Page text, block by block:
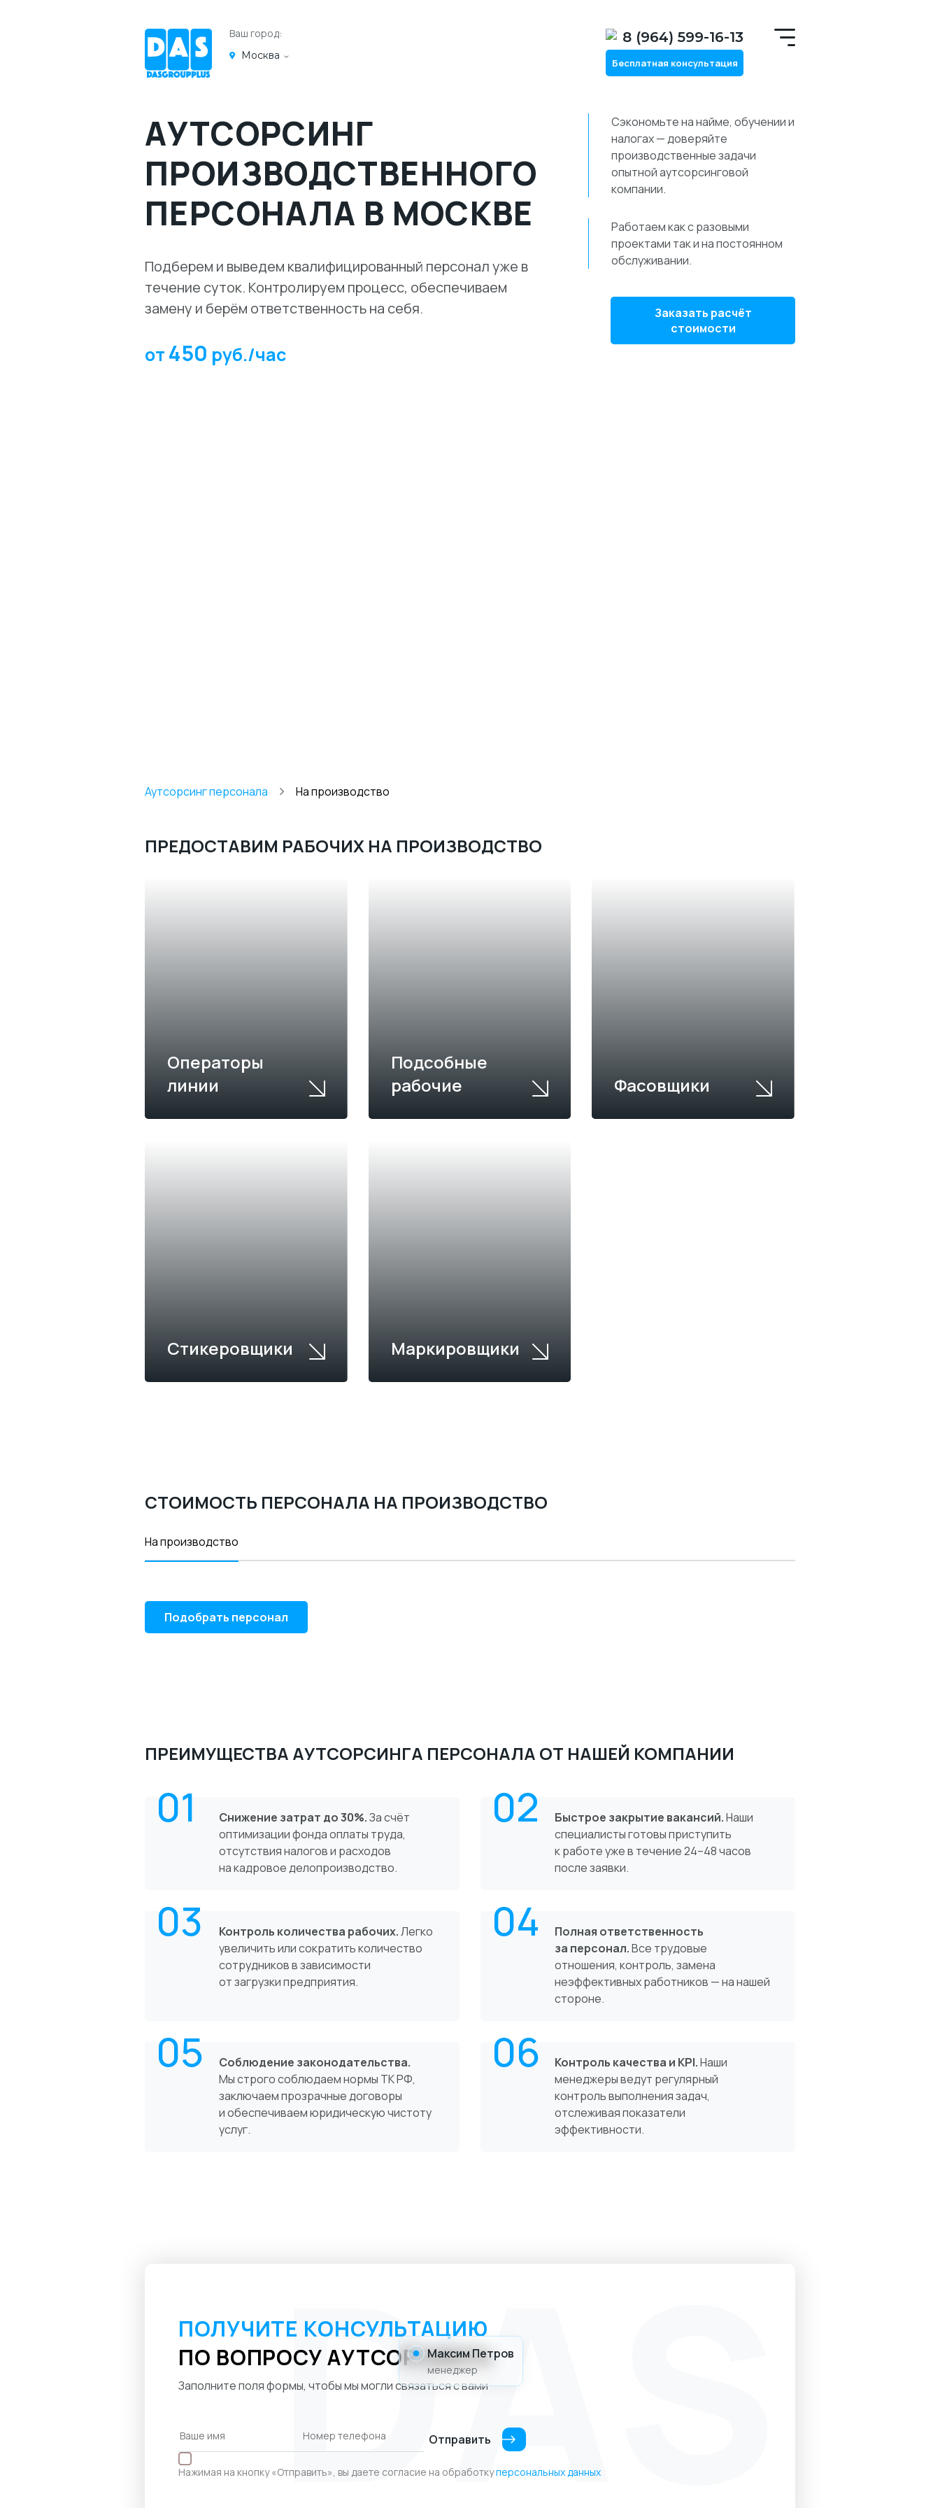
Ваш город:
Москва
8 (964) 599-16-13
Бесплатная консультация
АУТСОРСИНГ
ПРОИЗВОДСТВЕННОГО
ПЕРСОНАЛА В МОСКВЕ
Подберем и выведем квалифицированный персонал уже в
течение суток. Контролируем процесс, обеспечиваем
замену и берём ответственность на себя.
от 450 руб./час
Сэкономьте на найме, обучении и
налогах — доверяйте
производственные задачи
опытной аутсорсинговой
компании.
Работаем как с разовыми
проектами так и на постоянном
обслуживании.
Заказать расчёт
стоимости
Аутсорсинг персонала На производство
ПРЕДОСТАВИМ РАБОЧИХ НА ПРОИЗВОДСТВО
Операторы
линии
Подсобные
рабочие
Фасовщики
Стикеровщики Маркировщики
СТОИМОСТЬ ПЕРСОНАЛА НА ПРОИЗВОДСТВО
На производство
Подобрать персонал
ПРЕИМУЩЕСТВА АУТСОРСИНГА ПЕРСОНАЛА ОТ НАШЕЙ КОМПАНИИ
01 Снижение затрат до 30%.За счёт
оптимизации фонда оплаты труда,
отсутствия налогов и расходов
на кадровое делопроизводство.
02 Быстрое закрытие вакансий.Наши
специалисты готовы приступить
к работе уже в течение 24–48 часов
после заявки.
03 Контроль количества рабочих.Легко
увеличить или сократить количество
сотрудников в зависимости
от загрузки предприятия.
04
Полная ответственность
за персонал.Все трудовые
отношения, контроль, замена
неэффективных работников — на нашей
стороне.
05
Соблюдение законодательства.
Мы строго соблюдаем нормы ТК РФ,
заключаем прозрачные договоры
и обеспечиваем юридическую чистоту
услуг.
06 Контроль качества и KPI.Наши
менеджеры ведут регулярный
контроль выполнения задач,
отслеживая показатели
эффективности.
ПОЛУЧИТЕ КОНСУЛЬТАЦИЮ
ПО ВОПРОСУ АУТСОРСИНГА
Заполните поля формы, чтобы мы могли связаться с вами
Нажимая на кнопку «Отправить», вы даете согласие на обработкуперсональных данных
Отправить
Максим Петров
менеджер